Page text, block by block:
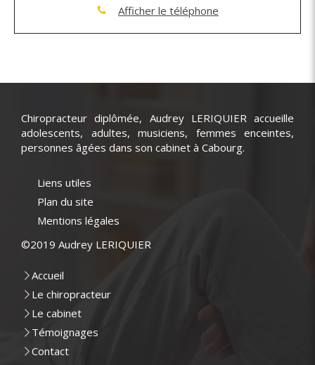
Afficher le téléphone
Chiropracteur diplômée, Audrey LERIQUIER accueille
adolescents, adultes, musiciens, femmes enceintes,
personnes âgées dans son cabinet à Cabourg.
Liens utiles
Plan du site
Mentions légales
©2019 Audrey LERIQUIER
Accueil
Le chiropracteur
Le cabinet
Témoignages
Contact